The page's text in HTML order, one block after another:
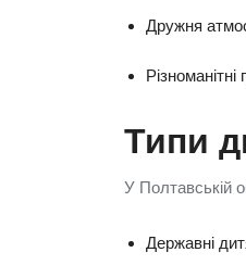
Дружня
Типи
У Полтавській
Державні